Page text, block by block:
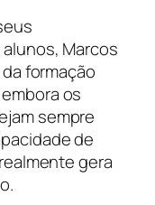
Marcos
formação
os
sempre
de
gera